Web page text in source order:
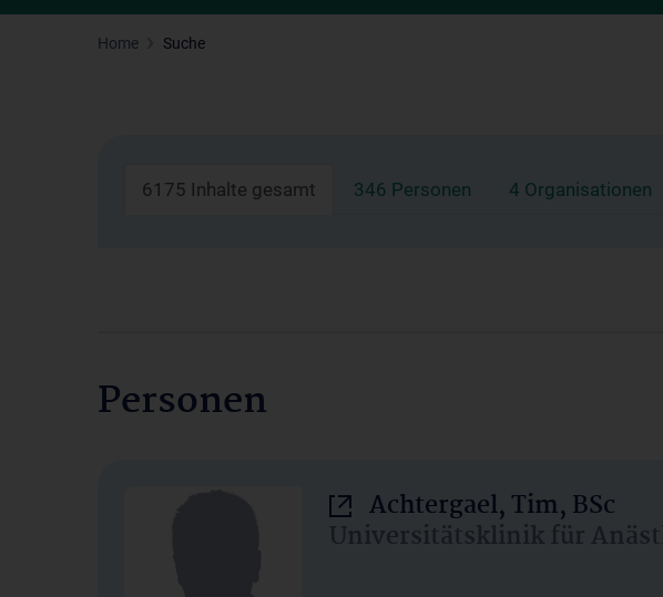
Home Suche
6175 Inhalte gesamt 346 Personen 4 Organisationen
Personen
Achtergael, Tim, BSc
Universitätsklinik für